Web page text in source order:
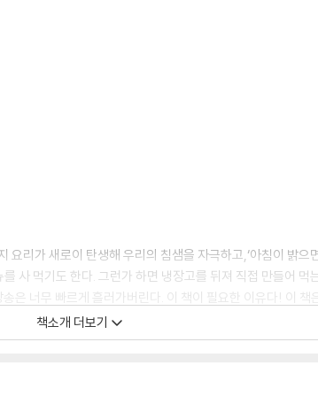
요리가 새로이 탄생해 우리의 침샘을 자극하고,‘아침이 밝으
사 먹기도 한다. 그런가 하면 냉장고를 뒤져 직접 만들어 먹
은 너무 빠르게 흘러가버린다. 이 책이 필요한 이유다! 이 책
식 레시피북이다.
책소개 더보기